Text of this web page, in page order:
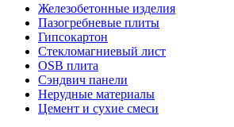
Железобетонные изделия
Пазогребневые плиты
Гипсокартон
Стекломагниевый лист
OSB плита
Сэндвич панели
Нерудные материалы
Цемент и сухие смеси